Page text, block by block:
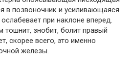
в позвоночник и усиливающаяся
при наклоне вперед.
тошнит, знобит, болит правый
скорее всего, это именно
железы.